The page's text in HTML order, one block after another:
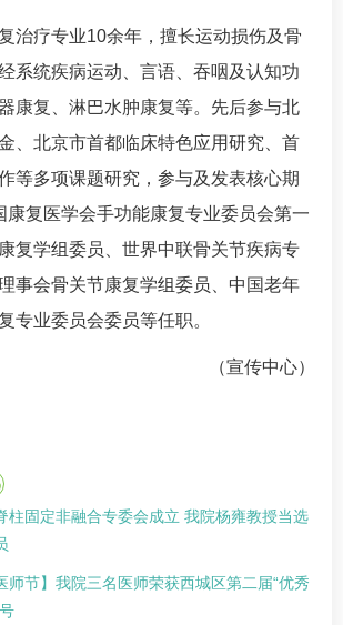
治疗专业10余年，擅长运动损伤及骨
系统疾病运动、言语、吞咽及认知功
康复、淋巴水肿康复等。先后参与北
、北京市首都临床特色应用研究、首
等多项课题研究，参与及发表核心期
康复医学会手功能康复专业委员会第一
复学组委员、世界中联骨关节疾病专
事会骨关节康复学组委员、中国老年
专业委员会委员等任职。
（宣传中心）
柱固定非融合专委会成立 我院杨雍教授当选
师节】我院三名医师荣获西城区第二届“优秀